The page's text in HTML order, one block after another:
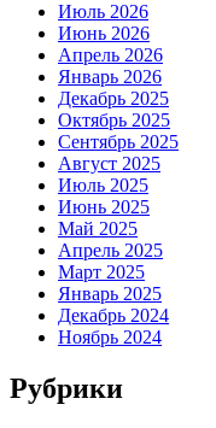
Июль 2026
Июнь 2026
Апрель 2026
Январь 2026
Декабрь 2025
Октябрь 2025
Сентябрь 2025
Август 2025
Июль 2025
Июнь 2025
Май 2025
Апрель 2025
Март 2025
Январь 2025
Декабрь 2024
Ноябрь 2024
Рубрики